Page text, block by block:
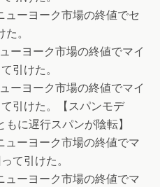
ーヨーク市場の終値でセ
。
ーヨーク市場の終値でマイ
引けた。
ーヨーク市場の終値でマイ
引けた。【スパンモデ
に遅行スパンが陰転】
ーヨーク市場の終値でマ
て引けた。
ーヨーク市場の終値でマ